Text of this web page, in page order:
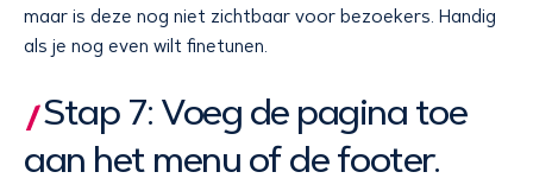
maar is deze nog niet zichtbaar voor bezoekers. Handig
als je nog even wilt finetunen.
Stap 7: Voeg de pagina toe
aan het menu of de footer.